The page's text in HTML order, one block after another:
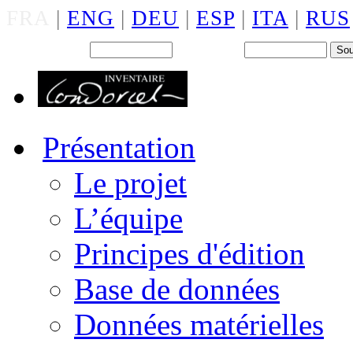
| ENG | DEU | ESP | ITA | RUS
Présentation
Le projet
L’équipe
Principes d'édition
Base de données
Données matérielles